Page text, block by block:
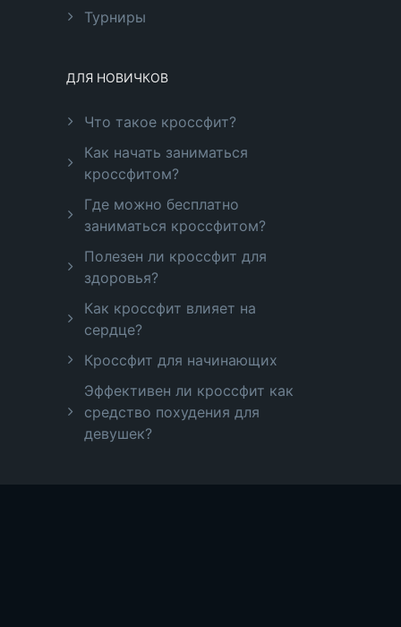
Турниры
ДЛЯ НОВИЧКОВ
Что такое кроссфит?
Как начать заниматься
кроссфитом?
Где можно бесплатно
заниматься кроссфитом?
Полезен ли кроссфит для
здоровья?
Как кроссфит влияет на
сердце?
Кроссфит для начинающих
Эффективен ли кроссфит как
средство похудения для
девушек?